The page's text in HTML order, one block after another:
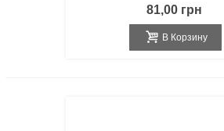
81,00 грн
В Корзину